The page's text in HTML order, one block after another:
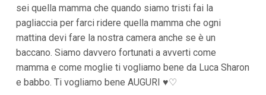
i
r
i
c
i
a
sei quella mamma che quando siamo tristi fai la
pagliaccia per farci ridere quella mamma che ogni
mattina devi fare la nostra camera anche se è un
baccano. Siamo davvero fortunati a avverti come
mamma e come moglie ti vogliamo bene da Luca Sharon
e babbo. Ti vogliamo bene AUGURI ♥♡